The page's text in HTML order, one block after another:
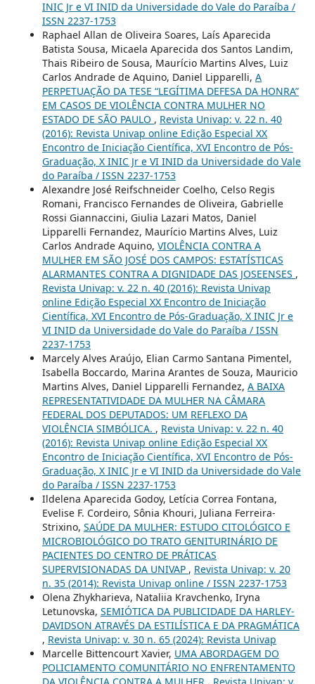
INIC Jr e VI INID da Universidade do Vale do Paraíba /
ISSN 2237-1753
Raphael Allan de Oliveira Soares, Laís Aparecida
Batista Sousa, Micaela Aparecida dos Santos Landim,
Thais Ribeiro de Sousa, Maurício Martins Alves, Luiz
Carlos Andrade de Aquino, Daniel Lipparelli, A
PERPETUAÇÃO DA TESE “LEGÍTIMA DEFESA DA HONRA”
EM CASOS DE VIOLÊNCIA CONTRA MULHER NO
ESTADO DE SÃO PAULO , Revista Univap: v. 22 n. 40
(2016): Revista Univap online Edição Especial XX
Encontro de Iniciação Científica, XVI Encontro de Pós-
Graduação, X INIC Jr e VI INID da Universidade do Vale
do Paraíba / ISSN 2237-1753
Alexandre José Reifschneider Coelho, Celso Regis
Romani, Francisco Fernandes de Oliveira, Gabrielle
Rossi Giannaccini, Giulia Lazari Matos, Daniel
Lipparelli Fernandez, Maurício Martins Alves, Luiz
Carlos Andrade Aquino, VIOLÊNCIA CONTRA A
MULHER EM SÃO JOSÉ DOS CAMPOS: ESTATÍSTICAS
ALARMANTES CONTRA A DIGNIDADE DAS JOSEENSES ,
Revista Univap: v. 22 n. 40 (2016): Revista Univap
online Edição Especial XX Encontro de Iniciação
Científica, XVI Encontro de Pós-Graduação, X INIC Jr e
VI INID da Universidade do Vale do Paraíba / ISSN
2237-1753
Marcely Alves Araújo, Elian Carmo Santana Pimentel,
Isabella Boccardo, Marina Arantes de Souza, Mauricio
Martins Alves, Daniel Lipparelli Fernandez, A BAIXA
REPRESENTATIVIDADE DA MULHER NA CÂMARA
FEDERAL DOS DEPUTADOS: UM REFLEXO DA
VIOLÊNCIA SIMBÓLICA. , Revista Univap: v. 22 n. 40
(2016): Revista Univap online Edição Especial XX
Encontro de Iniciação Científica, XVI Encontro de Pós-
Graduação, X INIC Jr e VI INID da Universidade do Vale
do Paraíba / ISSN 2237-1753
Ildelena Aparecida Godoy, Letícia Correa Fontana,
Evelise F. Cordeiro, Sônia Khouri, Juliana Ferreira-
Strixino, SAÚDE DA MULHER: ESTUDO CITOLÓGICO E
MICROBIOLÓGICO DO TRATO GENITURINÁRIO DE
PACIENTES DO CENTRO DE PRÁTICAS
SUPERVISIONADAS DA UNIVAP , Revista Univap: v. 20
n. 35 (2014): Revista Univap online / ISSN 2237-1753
Olena Zhykharieva, Nataliia Kravchenko, Iryna
Letunovska, SEMIÓTICA DA PUBLICIDADE DA HARLEY-
DAVIDSON ATRAVÉS DA ESTILÍSTICA E DA PRAGMÁTICA
, Revista Univap: v. 30 n. 65 (2024): Revista Univap
Marcelle Bittencourt Xavier, UMA ABORDAGEM DO
POLICIAMENTO COMUNITÁRIO NO ENFRENTAMENTO